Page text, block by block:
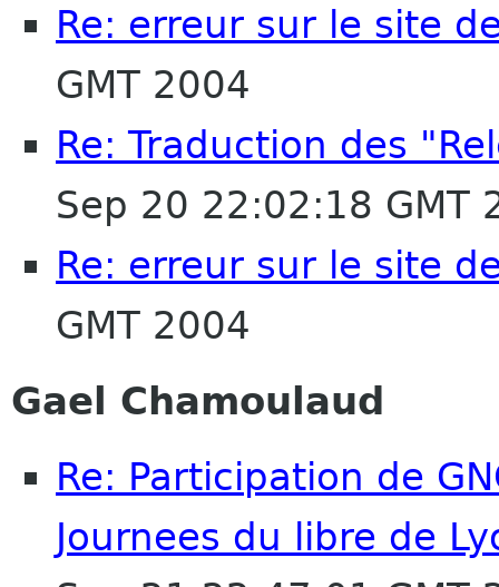
Re: erreur sur le site
GMT 2004
Re: Traduction des
Sep 20 22:02:18 GMT
Re: erreur sur le site
GMT 2004
Gael Chamoulaud
Re: Participation de
Journees du libre de